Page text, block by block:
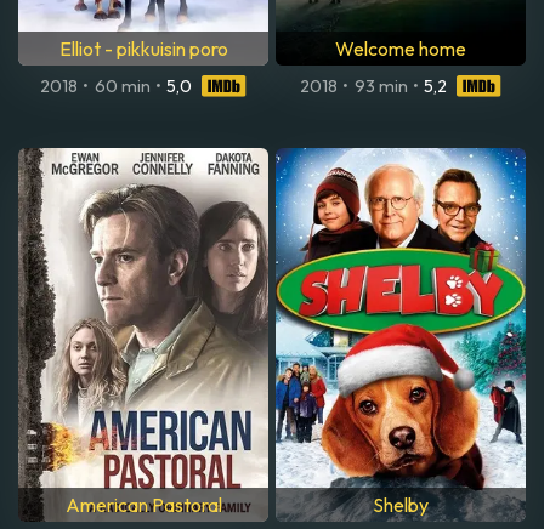
Elliot - pikkuisin poro
2018 • 60 min • 5,0
Welcome home
2018 • 93 min • 5,2
American Pastoral Shelby